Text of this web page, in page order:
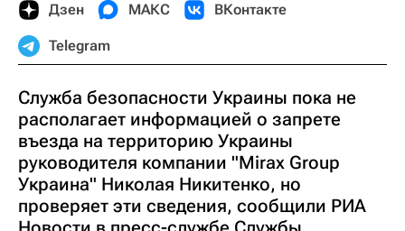
Дзен МАКС ВКонтакте
Telegram
Служба безопасности Украины пока не
располагает информацией о запрете
въезда на территорию Украины
руководителя компании "Mirax Group
Украина" Николая Никитенко, но
проверяет эти сведения, сообщили РИА